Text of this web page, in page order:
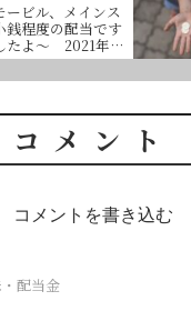
ービル、メインス
銭程度の配当です
たよ～ 2021年3
コメント
コメントを書き込む
配当金